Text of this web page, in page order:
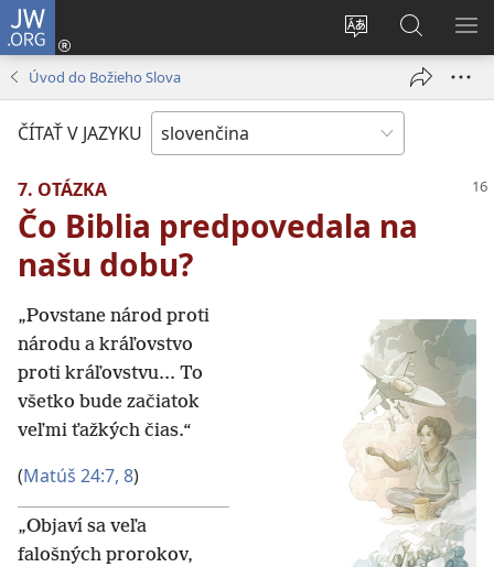
JW.ORG
Zmeniť
stránky
Prihlásiť
sa
okno)
na
JW.ORG
Úvod do Božieho Slova
ČÍTAŤ V JAZYKU
7. OTÁZKA
Čo Biblia predpovedala na
našu dobu?
„Povstane národ proti
národu a kráľovstvo
proti kráľovstvu... To
všetko bude začiatok
veľmi ťažkých čias.“
(Matúš 24:7, 8)
„Objaví sa veľa
falošných prorokov,